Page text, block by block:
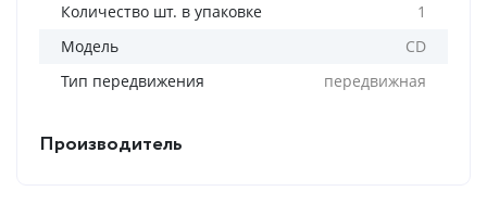
Количество шт. в упаковке
1
Модель
CD
Тип передвижения
передвижная
Производитель